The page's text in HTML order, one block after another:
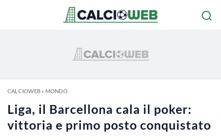
CALCIOWEB» MONDO
Liga, il Barcellona cala il poker:
vittoria e primo posto conquistato